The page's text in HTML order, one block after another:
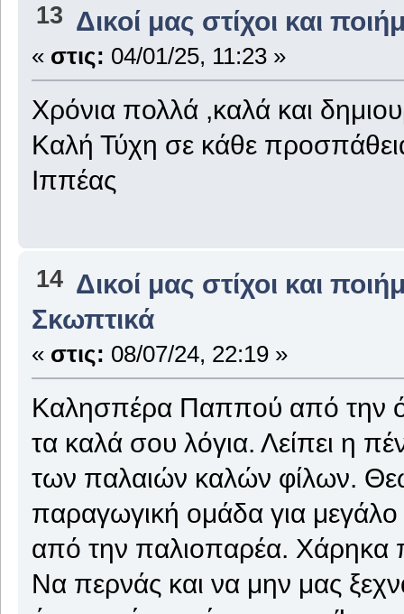
13 Δικοί μας στίχοι και
« στις: 04/01/25, 11:23 »
Χρόνια πολλά ,καλά και
Καλή Τύχη σε κάθε
Ιππέας
14 Δικοί μας στίχοι και
Σκωπτικά
« στις: 08/07/24, 22:19 »
Καλησπέρα Παππού από την
τα καλά σου λόγια. Λείπει η
των παλαιών καλών φίλων.
παραγωγική ομάδα για
από την παλιοπαρέα. Χάρηκα
Να περνάς και να μην μας